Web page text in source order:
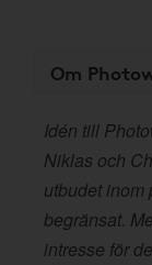
Om
Idén till
Niklas och
utbudet inom
begränsat.
intresse för